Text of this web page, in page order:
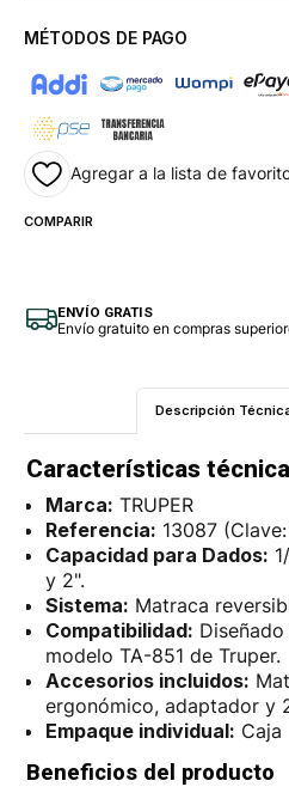
MÉTODOS DE PAGO
Agregar a la lista de
COMPARIR
ENVÍO GRATIS
Envío gratuito en compras
Descripción
Características
Marca: TRUPER
Referencia: 13087
Capacidad para Dados:
y 2".
Sistema: Matraca
Compatibilidad:
modelo TA-851 de Truper.
Accesorios incluidos:
ergonómico, adaptador y
Empaque individual: Caja
Beneficios del producto